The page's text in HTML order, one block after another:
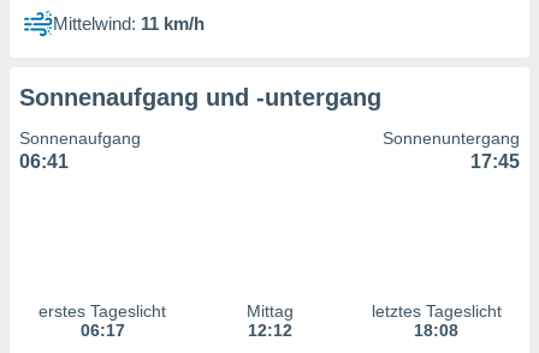
der
von
von
Mittelwind: 11 km/h
Sonnenaufgang und -untergang
Sonnenaufgang
06:41
Sonnenuntergang
17:45
erstes Tageslicht
06:17
Mittag
12:12
letztes Tageslicht
18:08